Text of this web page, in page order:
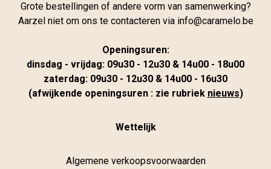
Grote bestellingen of andere vorm van samenwerking?
Aarzel niet om ons te contacteren via info@caramelo.be
Openingsuren:
dinsdag - vrijdag: 09u30 - 12u30 & 14u00 - 18u00
zaterdag: 09u30 - 12u30 & 14u00 - 16u30
(afwijkende openingsuren : zie rubriek nieuws)
Wettelijk
Algemene verkoopsvoorwaarden